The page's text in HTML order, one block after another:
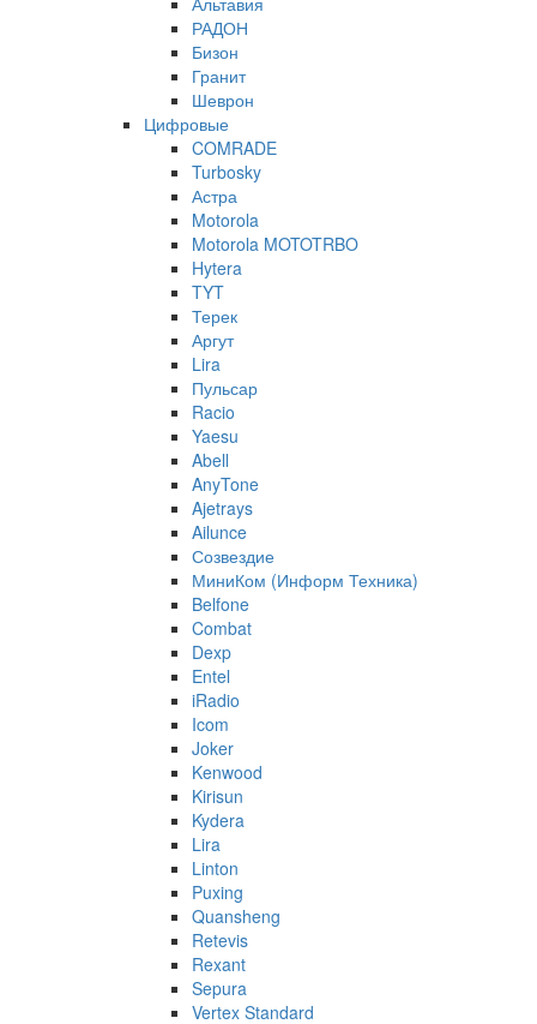
РАДОН
Бизон
Гранит
Шеврон
Цифровые
COMRADE
Turbosky
Астра
Motorola
Motorola MOTOTRBO
Hytera
TYT
Терек
Аргут
Lira
Пульсар
Racio
Yaesu
Abell
AnyTone
Ajetrays
Ailunce
Созвездие
МиниКом (Информ Техника)
Belfone
Combat
Dexp
Entel
iRadio
Icom
Joker
Kenwood
Kirisun
Kydera
Lira
Linton
Puxing
Quansheng
Retevis
Rexant
Sepura
Vertex Standard